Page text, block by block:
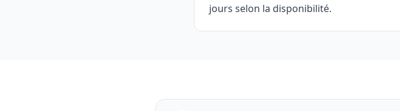
jours selon la disponibilité.